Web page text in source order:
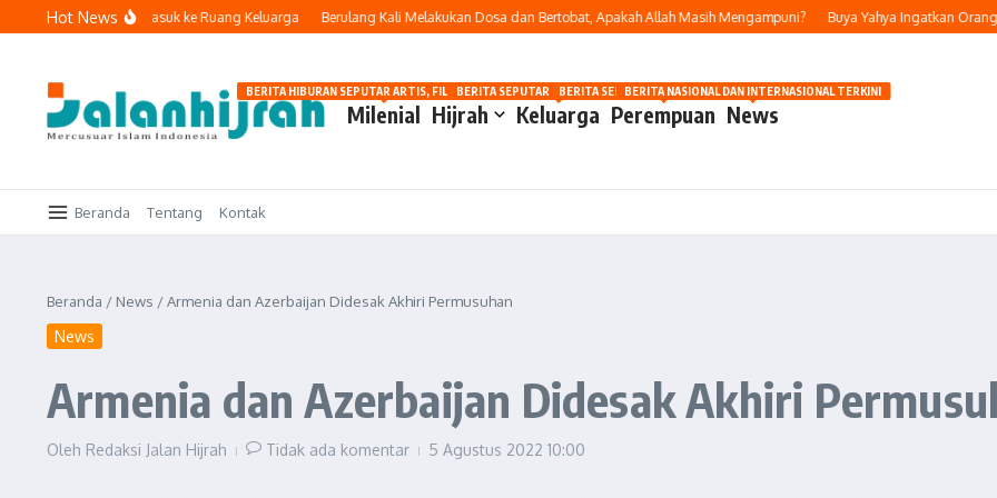
Lewati ke konten
Hot News
Ketika Teknologi Masuk ke Ruang Keluarga Berulang Kali Melakukan Dosa dan Bertobat, Apakah Allah Masih Mengampuni? Buya Yahya Ingatkan Orang
Milenial
BERITA HIBURAN SEPUTAR ARTIS, FILM, DAN GOSIP
Hijrah Keluarga
BERITA SEPUTAR OTOMOTIF HARI INI
Perempuan
BERITA SEPUTAR KECANTIKAN WANITA
News
BERITA NASIONAL DAN INTERNASIONAL TERKINI
Beranda Tentang Kontak
Beranda / News /Armenia dan Azerbaijan Didesak Akhiri Permusuhan
News
Armenia dan Azerbaijan Didesak Akhiri
Oleh Redaksi Jalan Hijrah Tidak ada komentar 5 Agustus 2022 10:00